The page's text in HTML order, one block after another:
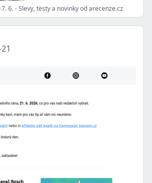
6. - Slevy, testy a novinky od arecenze.cz